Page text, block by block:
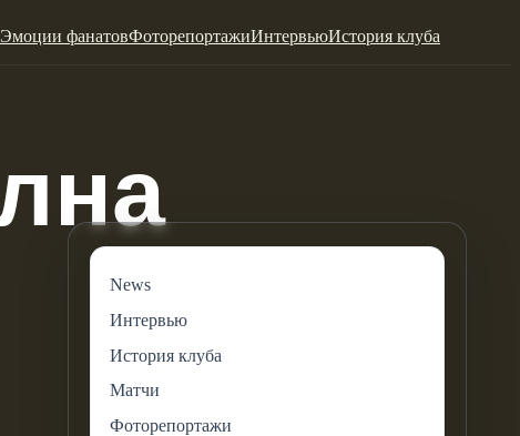
Эмоции фанатовФоторепортажиИнтервьюИстория клуба
News
Интервью
История клуба
Матчи
Фоторепортажи